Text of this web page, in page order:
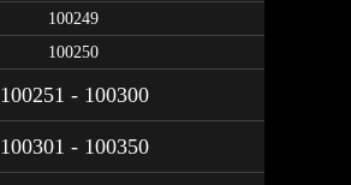
100249
100250
100251 - 100300
100301 - 100350